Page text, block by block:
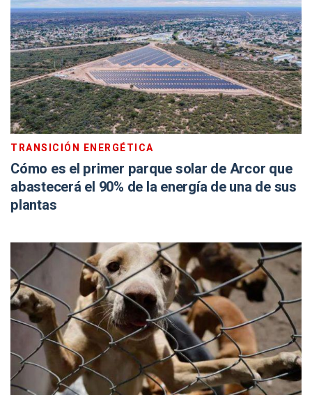
TRANSICIÓN ENERGÉTICA
Cómo es el primer parque solar de Arcor que
abastecerá el 90% de la energía de una de sus
plantas